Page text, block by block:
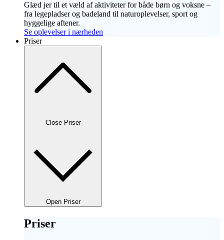
Glæd jer til et væld af aktiviteter for både børn og voksne –
fra legepladser og badeland til naturoplevelser, sport og
hyggelige aftener.
Se oplevelser i nærheden
Priser
Close Priser
Open Priser
Priser